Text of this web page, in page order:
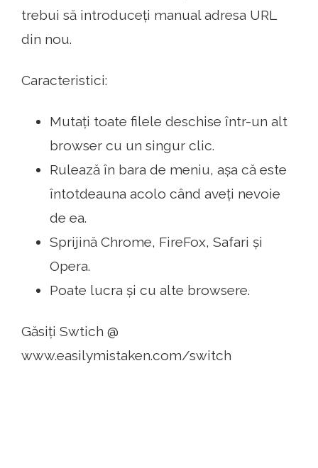
trebui să introduceți manual adresa URL
din nou.
Caracteristici:
Mutați toate filele deschise într-un alt
browser cu un singur clic.
Rulează în bara de meniu, așa că este
întotdeauna acolo când aveți nevoie
de ea.
Sprijină Chrome, FireFox, Safari și
Opera.
Poate lucra și cu alte browsere.
Găsiți Swtich @
www.easilymistaken.com/switch